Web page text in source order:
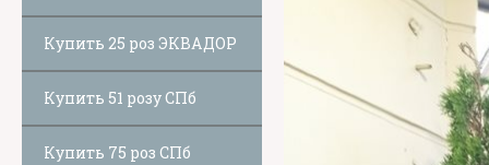
Купить 25 роз ЭКВАДОР
Купить 51 розу СПб
Купить 75 роз СПб